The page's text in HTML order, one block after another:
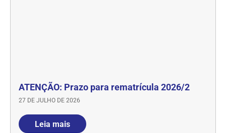
ATENÇÃO: Prazo para rematrícula 2026/2
27 DE JULHO DE 2026
Leia mais